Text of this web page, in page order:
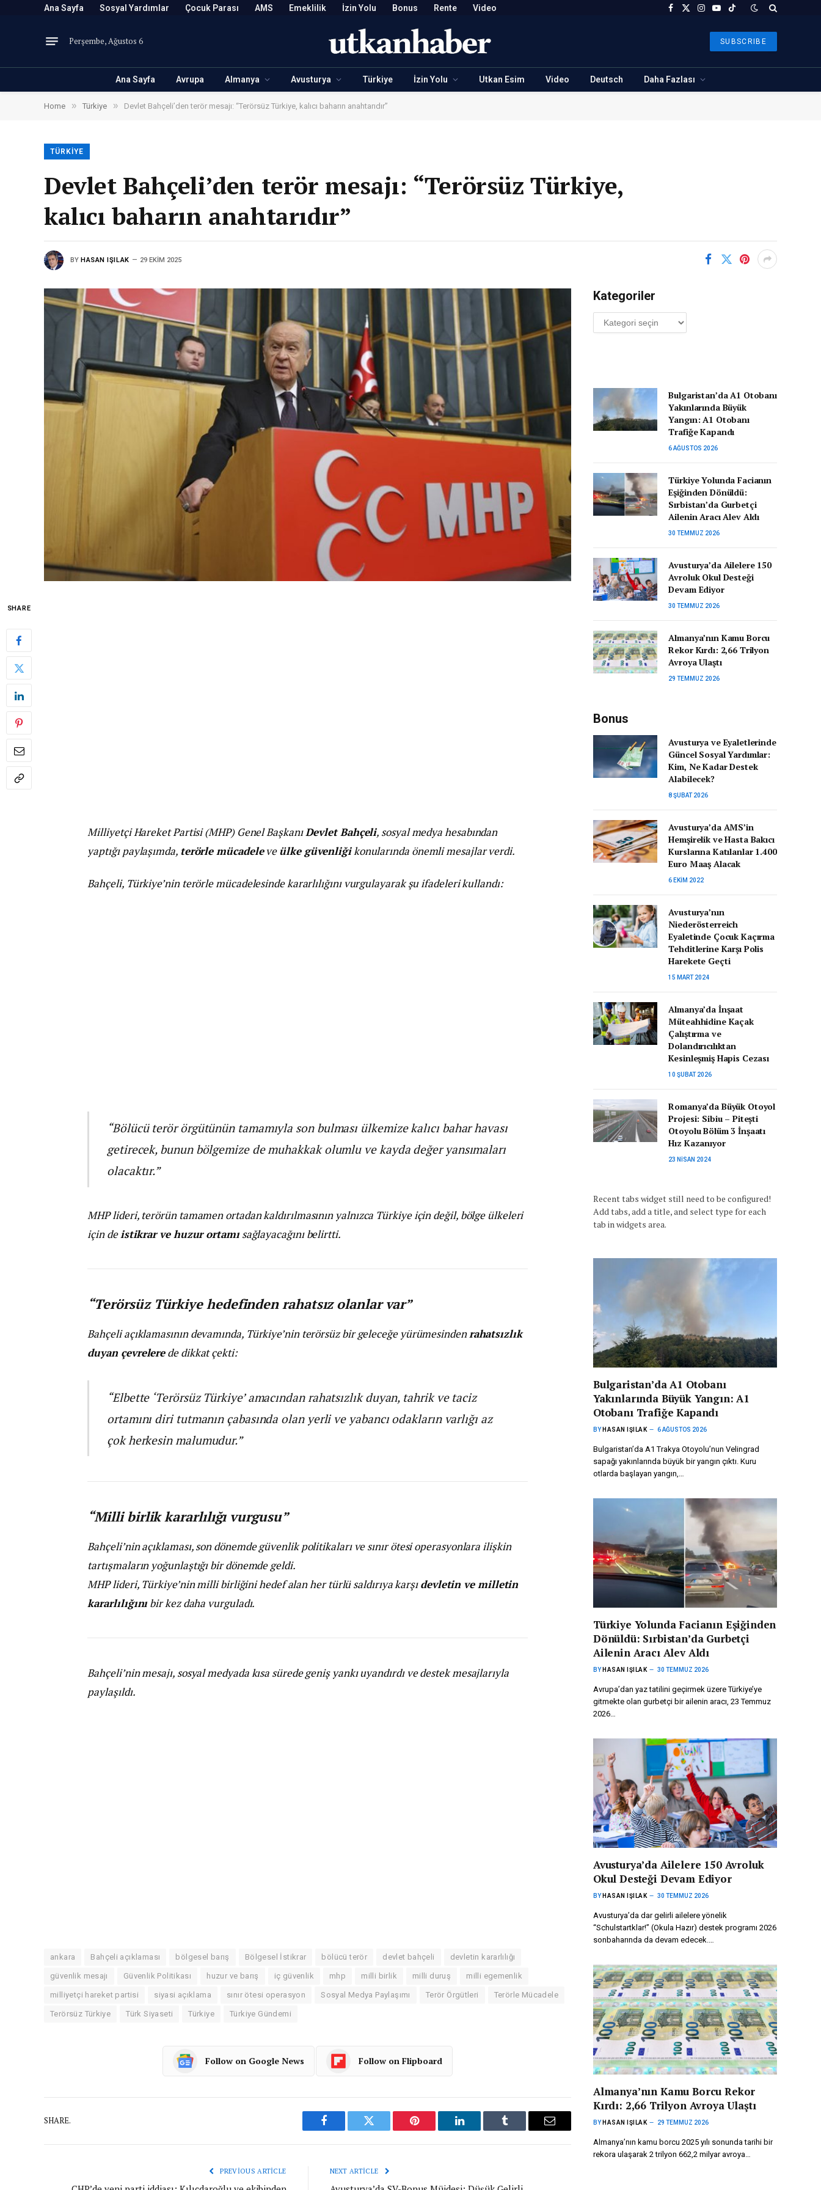
Ana Sayfa Sosyal Yardımlar Çocuk Parası AMS Emeklilik İzin Yolu Bonus Rente Video Facebook
X
Instagram
YouTubeTikTok
Perşembe, Ağustos 6 SUBSCRIBE
Ana Sayfa Avrupa Almanya Avusturya Türkiye İzin Yolu Utkan Esim Video Deutsch Daha Fazlası
Home » Türkiye » Devlet Bahçeli’den terör mesajı: “Terörsüz Türkiye, kalıcı baharın anahtarıdır”
TÜRKIYE
Devlet Bahçeli’den terör mesajı: “Terörsüz Türkiye,
kalıcı baharın anahtarıdır”
BY HASAN IŞILAK 29 EKIM 2025
SHARE
Milliyetçi Hareket Partisi (MHP) Genel Başkanı Devlet Bahçeli, sosyal medya hesabından
yaptığı paylaşımda, terörle mücadeleveülke güvenliğikonularında önemli mesajlar verdi.
Bahçeli, Türkiye’nin terörle mücadelesinde kararlılığını vurgulayarak şu ifadeleri kullandı:
“Bölücü terör örgütünün tamamıyla son bulması ülkemize kalıcı bahar havası
getirecek, bunun bölgemize de muhakkak olumlu ve kayda değer yansımaları
olacaktır.”
MHP lideri, terörün tamamen ortadan kaldırılmasının yalnızca Türkiye için değil, bölge ülkeleri
için deistikrar ve huzur ortamısağlayacağını belirtti.
“Terörsüz Türkiye hedefinden rahatsız olanlar var”
Bahçeli açıklamasının devamında, Türkiye’nin terörsüz bir geleceğe yürümesindenrahatsızlık
duyan çevrelerede dikkat çekti:
“Elbette ‘Terörsüz Türkiye’ amacından rahatsızlık duyan, tahrik ve taciz
ortamını diri tutmanın çabasında olan yerli ve yabancı odakların varlığı az
çok herkesin malumudur.”
“Milli birlik kararlılığı vurgusu”
Bahçeli’nin açıklaması, son dönemde güvenlik politikaları ve sınır ötesi operasyonlara ilişkin
tartışmaların yoğunlaştığı bir dönemde geldi.
MHP lideri, Türkiye’nin milli birliğini hedef alan her türlü saldırıya karşıdevletin ve milletin
kararlılığınıbir kez daha vurguladı.
Bahçeli’nin mesajı, sosyal medyada kısa sürede geniş yankı uyandırdı ve destek mesajlarıyla
paylaşıldı.
ankara Bahçeli açıklaması bölgesel barış Bölgesel İstikrar bölücü terör devlet bahçeli devletin kararlılığı
güvenlik mesajı Güvenlik Politikası huzur ve barış iç güvenlik mhp milli birlik milli duruş milli egemenlik
milliyetçi hareket partisi siyasi açıklama sınır ötesi operasyon Sosyal Medya Paylaşımı Terör Örgütleri Terörle Mücadele
Terörsüz Türkiye Türk Siyaseti Türkiye Türkiye Gündemi
Follow on Google News Follow on Flipboard
SHARE.
Facebook Twitter Pinterest LinkedIn Tumblr Email
PREVIOUS ARTICLE NEXT ARTICLE
Kategoriler
Kategoriler
Bulgaristan’da A1 Otobanı
Yakınlarında Büyük
Yangın: A1 Otobanı
Trafiğe Kapandı
6 AĞUSTOS 2026
Türkiye Yolunda Facianın
Eşiğinden Dönüldü:
Sırbistan’da Gurbetçi
Ailenin Aracı Alev Aldı
30 TEMMUZ 2026
Avusturya’da Ailelere 150
Avroluk Okul Desteği
Devam Ediyor
30 TEMMUZ 2026
Almanya’nın Kamu Borcu
Rekor Kırdı: 2,66 Trilyon
Avroya Ulaştı
29 TEMMUZ 2026
Bonus
Avusturya ve Eyaletlerinde
Güncel Sosyal Yardımlar:
Kim, Ne Kadar Destek
Alabilecek?
8 ŞUBAT 2026
Avusturya’da AMS’in
Hemşirelik ve Hasta Bakıcı
Kurslarına Katılanlar 1.400
Euro Maaş Alacak
6 EKIM 2022
Avusturya’nın
Niederösterreich
Eyaletinde Çocuk Kaçırma
Tehditlerine Karşı Polis
Harekete Geçti
15 MART 2024
Almanya’da İnşaat
Müteahhidine Kaçak
Çalıştırma ve
Dolandırıcılıktan
Kesinleşmiş Hapis Cezası
10 ŞUBAT 2026
Romanya’da Büyük Otoyol
Projesi: Sibiu – Pitești
Otoyolu Bölüm 3 İnşaatı
Hız Kazanıyor
23 NISAN 2024
Recent tabs widget still need to be configured!
Add tabs, add a title, and select type for each
tab in widgets area.
Bulgaristan’da A1 Otobanı
Yakınlarında Büyük Yangın: A1
Otobanı Trafiğe Kapandı
BY HASAN IŞILAK 6 AĞUSTOS 2026
Bulgaristan’da A1 Trakya Otoyolu’nun Velingrad
sapağı yakınlarında büyük bir yangın çıktı. Kuru
otlarda başlayan yangın,…
Türkiye Yolunda Facianın Eşiğinden
Dönüldü: Sırbistan’da Gurbetçi
Ailenin Aracı Alev Aldı
BY HASAN IŞILAK 30 TEMMUZ 2026
Avrupa’dan yaz tatilini geçirmek üzere Türkiye’ye
gitmekte olan gurbetçi bir ailenin aracı, 23 Temmuz
2026…
Avusturya’da Ailelere 150 Avroluk
Okul Desteği Devam Ediyor
BY HASAN IŞILAK 30 TEMMUZ 2026
Avusturya’da dar gelirli ailelere yönelik
“Schulstartklar!” (Okula Hazır) destek programı 2026
sonbaharında da devam edecek.…
Almanya’nın Kamu Borcu Rekor
Kırdı: 2,66 Trilyon Avroya Ulaştı
BY HASAN IŞILAK 29 TEMMUZ 2026
Almanya’nın kamu borcu 2025 yılı sonunda tarihi bir
rekora ulaşarak 2 trilyon 662,2 milyar avroya…